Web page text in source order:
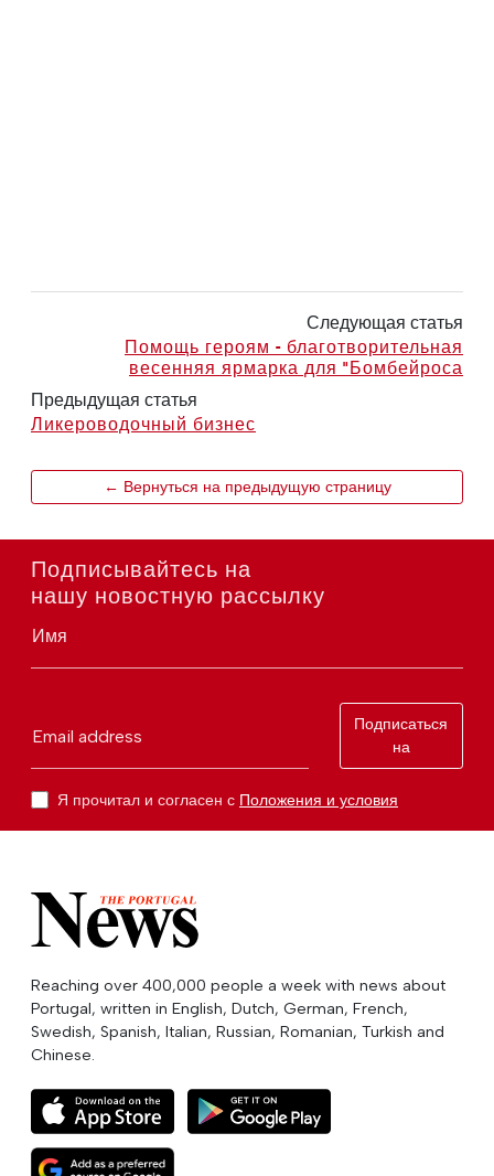
Следующая статья
Помощь героям - благотворительная
весенняя ярмарка для "Бомбейроса
Предыдущая статья
Ликероводочный бизнес
← Вернуться на предыдущую страницу
Подписывайтесь на
нашу новостную рассылку
Имя
Email address
Подписаться
на
Я прочитал и согласен с Положения и условия
Reaching over 400,000 people a week with news about
Portugal, written in English, Dutch, German, French,
Swedish, Spanish, Italian, Russian, Romanian, Turkish and
Chinese.